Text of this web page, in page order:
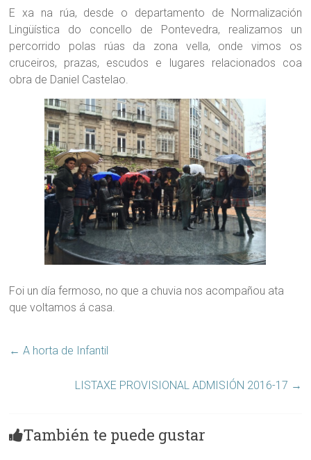
E xa na rúa, desde o departamento de Normalización
Lingüística do concello de Pontevedra, realizamos un
percorrido polas rúas da zona vella, onde vimos os
cruceiros, prazas, escudos e lugares relacionados coa
obra de Daniel Castelao.
Foi un día fermoso, no que a chuvia nos acompañou ata
que voltamos á casa.
← A horta de Infantil
LISTAXE PROVISIONAL ADMISIÓN 2016-17 →
También te puede gustar